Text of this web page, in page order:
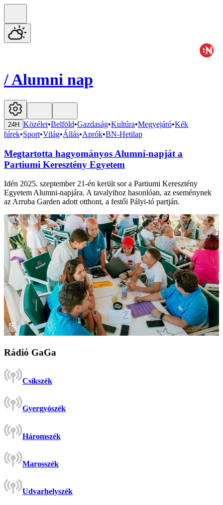
/Alumni nap
24H Közélet•Belföld•Gazdaság•Kultúra•Megyejáró•Kék
hírek•Sport•Világ•Állás•Aprók•BN-Hetilap
Megtartotta hagyományos Alumni-napját a
Partiumi Keresztény Egyetem
Idén 2025. szeptember 21-én került sor a Partiumi Keresztény
Egyetem Alumni-napjára. A tavalyihoz hasonlóan, az eseménynek
az Arruba Garden adott otthont, a festői Pályi-tó partján.
Rádió GaGa
Csíkszék
Gyergyószék
Háromszék
Marosszék
Udvarhelyszék